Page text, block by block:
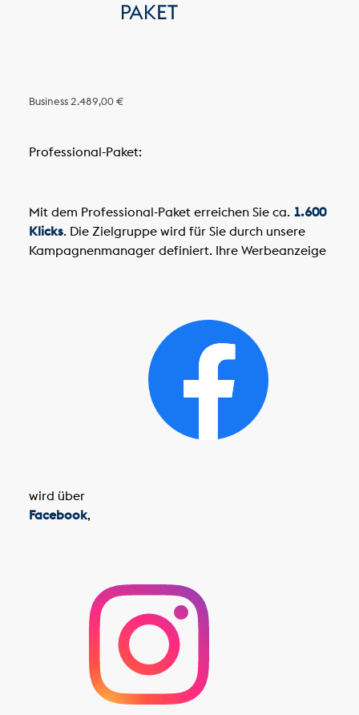
Business2.489,00 €
Professional-Paket:
Mit dem Professional-Paket erreichen Sie ca. 1.600
Klicks. Die Zielgruppe wird für Sie durch unsere
Kampagnenmanager definiert. Ihre Werbeanzeige
wird über
Facebook,